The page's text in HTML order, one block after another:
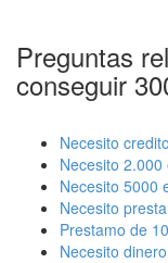
Preguntas
conseguir
Necesito
Necesito
Necesito 5000
Necesito
Prestamo de
Necesito